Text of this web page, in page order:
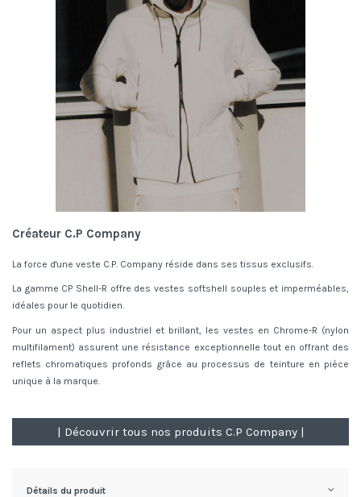
Créateur C.P Company
La force d'une veste C.P. Company réside dans ses tissus exclusifs.
La gamme CP Shell-R offre des vestes softshell souples et imperméables,
idéales pour le quotidien.
Pour un aspect plus industriel et brillant, les vestes en Chrome-R (nylon
multifilament) assurent une résistance exceptionnelle tout en offrant des
reflets chromatiques profonds grâce au processus de teinture en pièce
unique à la marque.
| Découvrir tous nos produits C.P Company |
Détails du produit